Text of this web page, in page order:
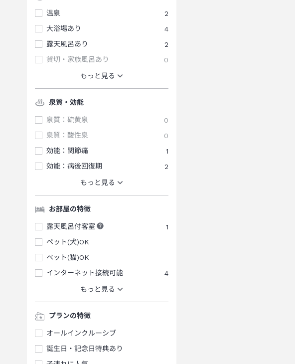
温泉
2
大浴場あり
4
露天風呂あり
2
貸切・家族風呂あり
0
もっと見る
泉質・効能
泉質：硫黄泉
0
泉質：酸性泉
0
効能：関節痛
1
効能：病後回復期
2
もっと見る
お部屋の特徴
露天風呂付客室
1
ペット(犬)OK
ペット(猫)OK
インターネット接続可能
4
もっと見る
プランの特徴
オールインクルーシブ
誕生日・記念日特典あり